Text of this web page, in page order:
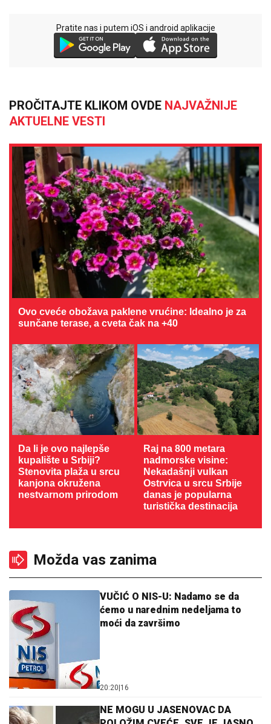
Pratite nas i putem iOS i android aplikacije
PROČITAJTE KLIKOM OVDE NAJVAŽNIJE
AKTUELNE VESTI
Ovo cveće obožava paklene vrućine: Idealno je za
sunčane terase, a cveta čak na +40
Da li je ovo najlepše
kupalište u Srbiji?
Stenovita plaža u srcu
kanjona okružena
nestvarnom prirodom
Raj na 800 metara
nadmorske visine:
Nekadašnji vulkan
Ostrvica u srcu Srbije
danas je popularna
turistička destinacija
Možda vas zanima
VUČIĆ O NIS-U: Nadamo se da
ćemo u narednim nedeljama to
moći da završimo
20:20 16
NE MOGU U JASENOVAC DA